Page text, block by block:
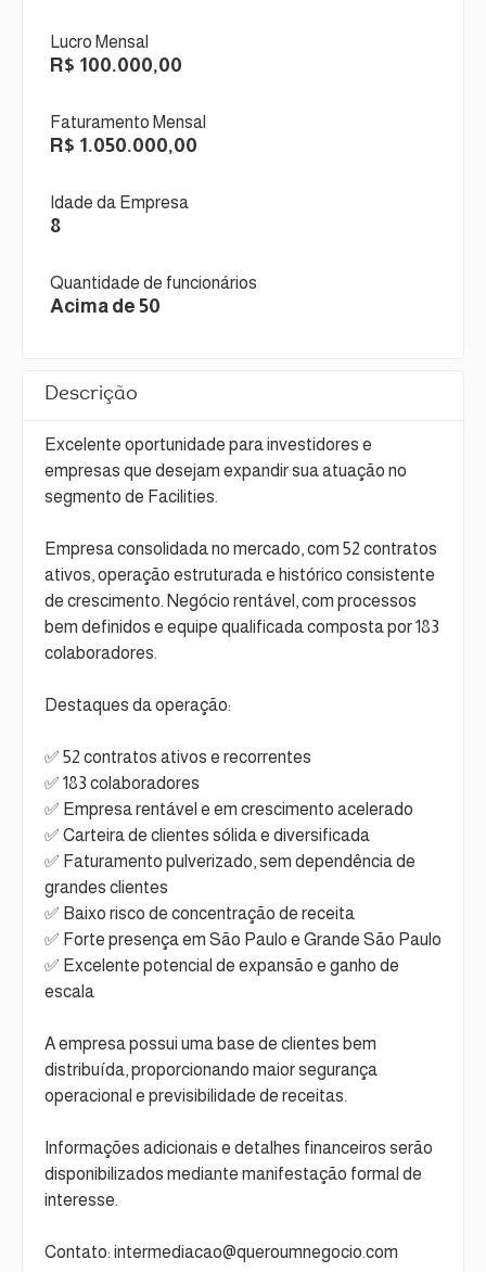
Lucro Mensal
R$ 100.000,00
Faturamento Mensal
R$ 1.050.000,00
Idade da Empresa
8
Quantidade de funcionários
Acima de 50
Descrição
Excelente oportunidade para investidores e
empresas que desejam expandir sua atuação no
segmento de Facilities.
Empresa consolidada no mercado, com 52 contratos
ativos, operação estruturada e histórico consistente
de crescimento. Negócio rentável, com processos
bem definidos e equipe qualificada composta por 183
colaboradores.
Destaques da operação:
✅ 52 contratos ativos e recorrentes
✅ 183 colaboradores
✅ Empresa rentável e em crescimento acelerado
✅ Carteira de clientes sólida e diversificada
✅ Faturamento pulverizado, sem dependência de
grandes clientes
✅ Baixo risco de concentração de receita
✅ Forte presença em São Paulo e Grande São Paulo
✅ Excelente potencial de expansão e ganho de
escala
A empresa possui uma base de clientes bem
distribuída, proporcionando maior segurança
operacional e previsibilidade de receitas.
Informações adicionais e detalhes financeiros serão
disponibilizados mediante manifestação formal de
interesse.
Contato: intermediacao@queroumnegocio.com